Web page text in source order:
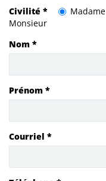
Civilité * Madame
Monsieur
Nom *
Prénom *
Courriel *